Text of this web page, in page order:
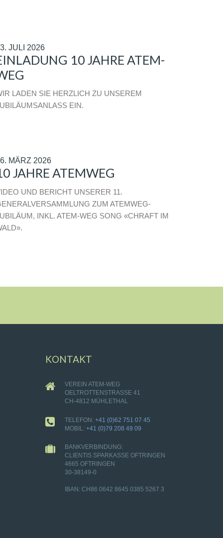
JULI 2026
10 JAHRE ATEM-
LADEN SIE HERZLICH ZU UNSEREM
EIN.
MÄRZ 2026
JAHRE ATEMWEG
UND BERICHT UNSERER 11.
ZUM ATEMWEG-
INKL. ATEM-WEG SONG «CHRAFT IM
KONTAKT
VEREIN ATEM-WEG
OELTROTTENSTRASSE 41
CH-4812 MÜHLETHAL
TELEFON: +41 (0)62 751 07 45
MOBIL: +41 (0)79 208 49 09
BANKVERBINDUNG:
CLIENTIS SPARKASSE OFTRINGEN
4665 OFTRINGEN
30-38149-0
IBAN: CH86 0642 8645 0385 5267 3